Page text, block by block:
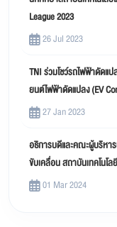
League 2023
26 Jul 2023
TNI ร่วมโชว์รถไฟฟ้าดัดแ
ยนต์ไฟฟ้าดัดแปลง (EV
27 Jan 2023
อธิการบดีและคณะผู้บริหา
ขับเคลื่อน สถาบันเทคโน
01 Mar 2024